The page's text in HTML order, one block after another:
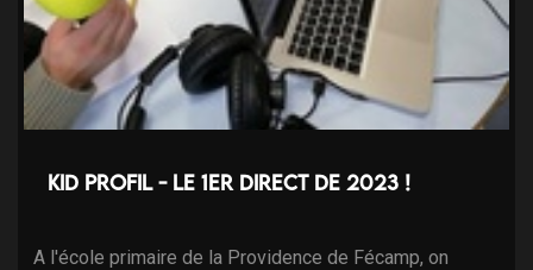
Kid Profil - le 1er direct de 2023 !
A l'école primaire de la Providence de Fécamp, on